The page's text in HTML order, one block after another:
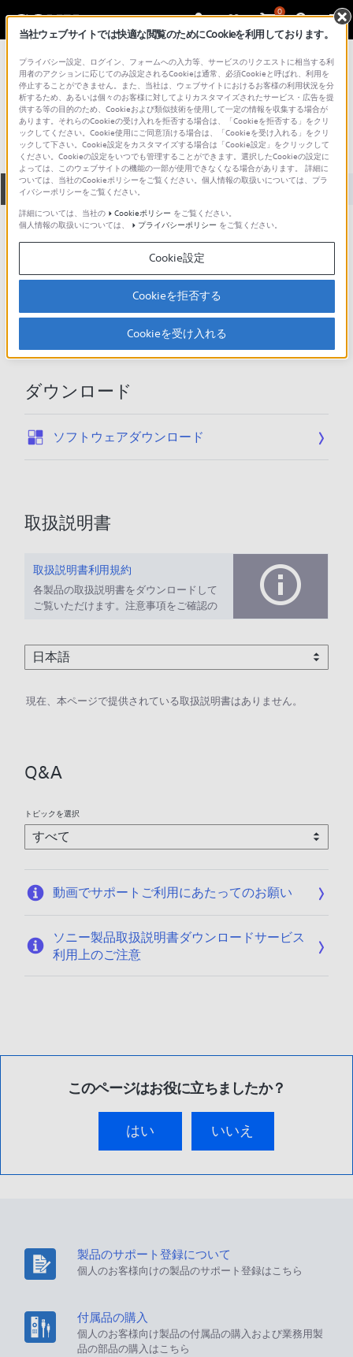
0
総合サポート・お問い合わせ その他の製品
MESH-100PA
全て ダウンロード 取扱説明書 Q&A
ダウンロード
ソフトウェアダウンロード
取扱説明書
取扱説明書利用規約
各製品の取扱説明書をダウンロードして
ご覧いただけます。注意事項をご確認の
現在、本ページで提供されている取扱説明書はありません。
Q&A
トピックを選択
動画でサポートご利用にあたってのお願い
ソニー製品取扱説明書ダウンロードサービス
利用上のご注意
このページはお役に立ちましたか？
はい いいえ
製品のサポート登録について
個人のお客様向けの製品のサポート登録はこちら
付属品の購入
個人のお客様向け製品の付属品の購入および業務用製
品の部品の購入はこちら
当社ウェブサイトでは快適な閲覧のためにCookieを利用しております。
プライバシー設定、ログイン、フォームへの入力等、サービスのリクエストに相当する利
用者のアクションに応じてのみ設定されるCookieは通常、必須Cookieと呼ばれ、利用を
停止することができません。また、当社は、ウェブサイトにおけるお客様の利用状況を分
析するため、あるいは個々のお客様に対してよりカスタマイズされたサービス・広告を提
供する等の目的のため、Cookieおよび類似技術を使用して一定の情報を収集する場合が
あります。それらのCookieの受け入れを拒否する場合は、「Cookieを拒否する」をクリ
ックしてください。Cookie使用にご同意頂ける場合は、「Cookieを受け入れる」をクリ
ックして下さい。Cookie設定をカスタマイズする場合は「Cookie設定」をクリックして
ください。Cookieの設定をいつでも管理することができます。選択したCookieの設定に
よっては、このウェブサイトの機能の一部が使用できなくなる場合があります。 詳細に
ついては、当社のCookieポリシーをご覧ください。個人情報の取扱いについては、プラ
イバシーポリシーをご覧ください。
詳細については、当社の
Cookieポリシー をご覧ください。
個人情報の取扱いについては、
プライバシーポリシー をご覧ください。
Cookie設定
Cookieを拒否する
Cookieを受け入れる